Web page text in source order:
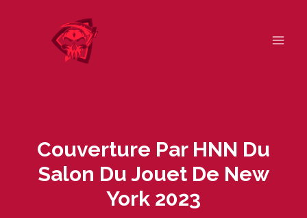
Couverture Par HNN Du
Salon Du Jouet De New
York 2023